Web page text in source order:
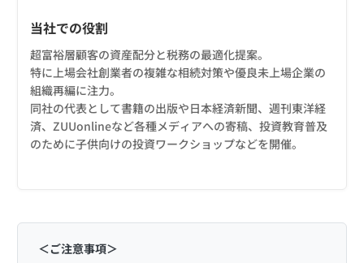
当社での役割
超富裕層顧客の資産配分と税務の最適化提案。
特に上場会社創業者の複雑な相続対策や優良未上場企業の
組織再編に注力。
同社の代表として書籍の出版や日本経済新聞、週刊東洋経
済、ZUUonlineなど各種メディアへの寄稿、投資教育普及
のために子供向けの投資ワークショップなどを開催。
＜ご注意事項＞